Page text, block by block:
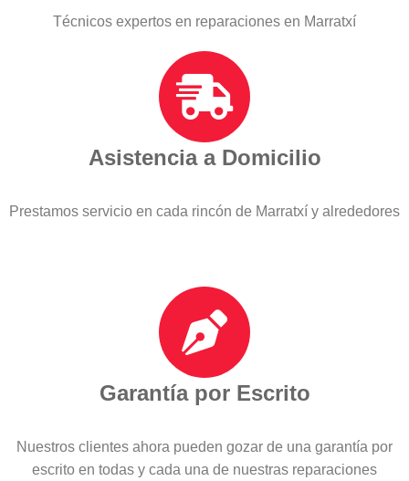
Técnicos expertos en reparaciones en Marratxí
Asistencia a Domicilio
Prestamos servicio en cada rincón de Marratxí y alrededores
Garantía por Escrito
Nuestros clientes ahora pueden gozar de una garantía por
escrito en todas y cada una de nuestras reparaciones